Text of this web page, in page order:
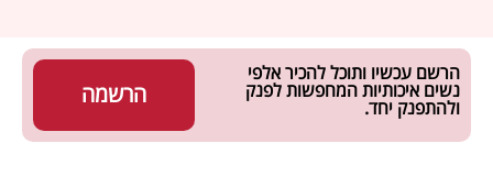
הרשמה
הרשם עכשיו ותוכל להכיר אלפי
נשים איכותיות המחפשות לפנק
ולהתפנק יחד.